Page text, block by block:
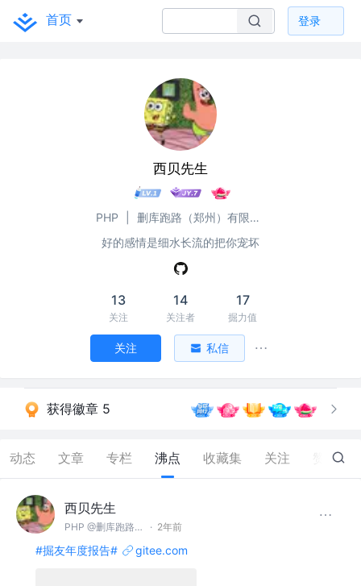
首页 登录
西贝先生
PHP
删库跑路（郑州）有限公司
好的感情是细水长流的把你宠坏
13
关注
14
关注者
17
掘力值
关注 私信
获得徽章 5
动态 文章 专栏 沸点 收藏集 关注 39
西贝先生
PHP @删库跑路（郑州）有限公司 · 2年前
#掘友年度报告# gitee.com